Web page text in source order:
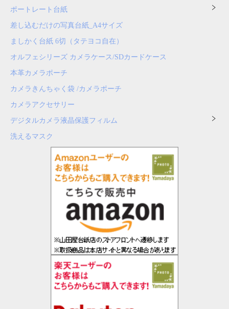
ポートレート台紙
差し込むだけの写真台紙_A4サイズ
ましかく台紙 6切（タテヨコ自在）
オルフェシリーズ カメラケース/SDカードケース
本革カメラポーチ
カメラきんちゃく袋 /カメラポーチ
カメラアクセサリー
デジタルカメラ液晶保護フィルム
洗えるマスク